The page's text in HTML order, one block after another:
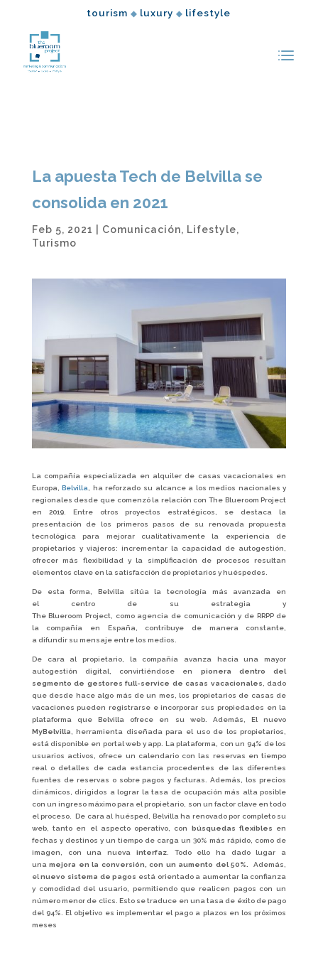
tourism ◆ luxury ◆ lifestyle
La apuesta Tech de Belvilla se
consolida en 2021
Feb 5, 2021 Comunicación, Lifestyle,
Turismo
La compañía especializada en alquiler de casas vacacionales en
Europa,Belvilla
, ha reforzado su alcance a los medios nacionales y
regionales desde que comenzó la relación con The Blueroom Project
en 2019. Entre otros proyectos estratégicos, se destaca la
presentación de los primeros pasos de su renovada propuesta
tecnológica para mejorar cualitativamente la experiencia de
propietarios y viajeros: incrementar la capacidad de autogestión,
ofrecer más flexibilidad y la simplificación de procesos resultan
elementos clave en la satisfacción de propietarios y huéspedes.
De esta forma, Belvilla sitúa la tecnología más avanzada en
el centro de su estrategia y
The Blueroom Project, como agencia de comunicación y de RRPP de
la compañía en España, contribuye de manera constante,
a difundir su mensaje entre los medios.
De cara al propietario, la compañía avanza hacia una mayor
autogestión digital, convirtiéndose en pionera dentro del
segmento de gestores full-service de casas vacacionales , dado
que desde hace algo más de un mes, los propietarios de casas de
vacaciones pueden registrarse e incorporar sus propiedades en la
plataforma que Belvilla ofrece en su web. Además, El nuevo
MyBelvilla , herramienta diseñada para el uso de los propietarios,
está disponible en portal web y app. La plataforma, con un 94% de los
usuarios activos, ofrece un calendario con las reservas en tiempo
real o detalles de cada estancia procedentes de las diferentes
fuentes de reservas o sobre pagos y facturas. Además, los precios
dinámicos, dirigidos a lograr la tasa de ocupación más alta posible
con un ingreso máximo para el propietario, son un factor clave en todo
el proceso. De cara al huésped, Belvilla ha renovado por completo su
web, tanto en el aspecto operativo, con búsquedas flexibles en
fechas y destinos y un tiempo de carga un 30% más rápido, como de
imagen, con una nueva interfaz. Todo ello ha dado lugar a
unamejora en la conversión, con un aumento del 50%.
Además,
elnuevo sistema de pagos está orientado a aumentar la confianza
y comodidad del usuario, permitiendo que realicen pagos con un
número menor de clics. Esto se traduce en una tasa de éxito de pago
del 94%. El objetivo es implementar el pago a plazos en los próximos
meses